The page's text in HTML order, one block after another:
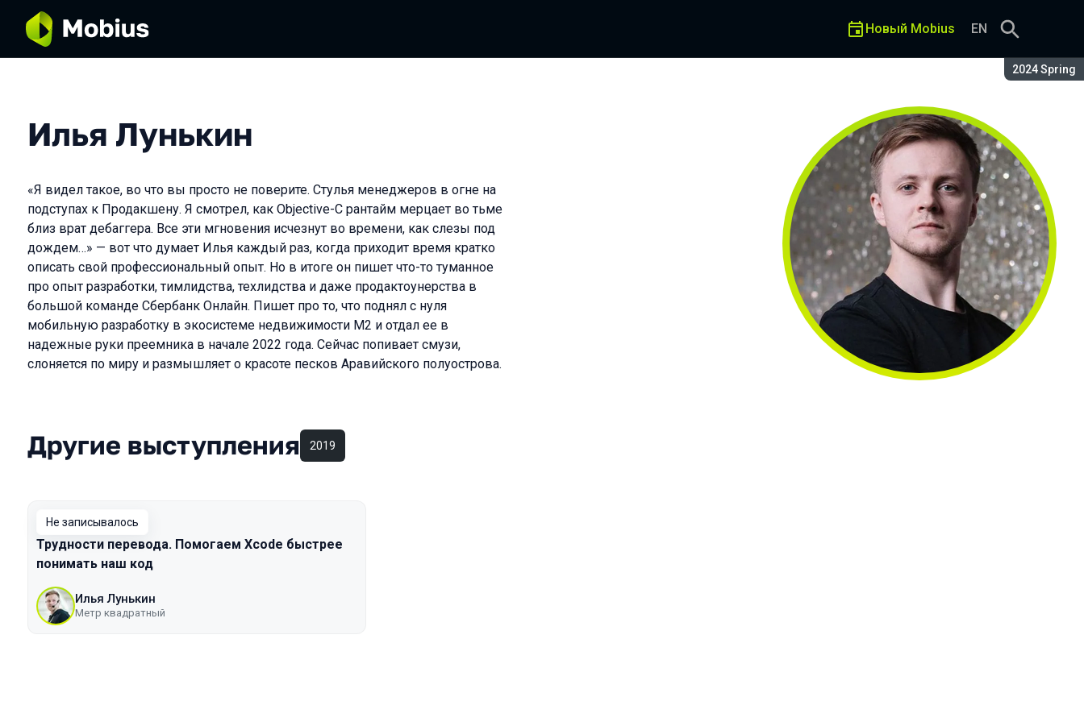
Сезон:
2024 Spring
Новый Mobius EN
Илья Лунькин
«Я видел такое, во что вы просто не поверите. Стулья менеджеров в огне на
подступах к Продакшену. Я смотрел, как Objective-C рантайм мерцает во тьме
близ врат дебаггера. Все эти мгновения исчезнут во времени, как слезы под
дождем…» — вот что думает Илья каждый раз, когда приходит время кратко
описать свой профессиональный опыт. Но в итоге он пишет что-то туманное
про опыт разработки, тимлидства, техлидства и даже продактоунерства в
большой команде Сбербанк Онлайн. Пишет про то, что поднял с нуля
мобильную разработку в экосистеме недвижимости М2 и отдал ее в
надежные руки преемника в начале 2022 года. Сейчас попивает смузи,
слоняется по миру и размышляет о красоте песков Аравийского полуострова.
Другие выступления 2019
Не записывалось
Трудности перевода. Помогаем Xcode быстрее
понимать наш код
Илья Лунькин
Метр квадратный